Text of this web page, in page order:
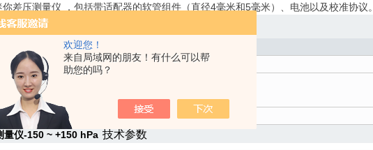
欢迎您！
来自局域网的朋友！有什么可以帮
助您的吗？
你差压测量仪 ，包括带适配器的软管组件（直径4毫米和5毫米）、电池以及校准协议。
器
-150 ~ +150 hPa
±0.05 hPa (0 ~ +1 hPa)
±(0.2 hPa + 1.5 %测量值) (+1 ~ +150 hPa)
0.01 hPa
仪-150 ~ +150 hPa 技术参数